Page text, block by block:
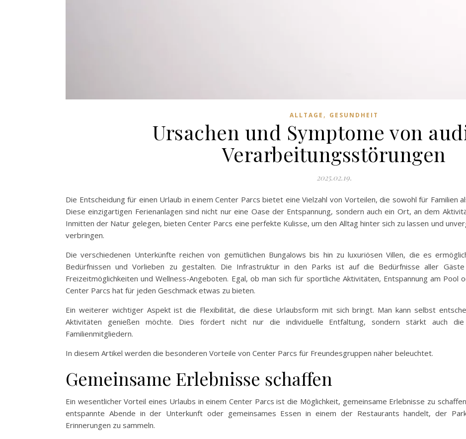
ALLTAGE , GESUNDHEIT
Ursachen und Symptome von
Verarbeitungsstörungen
2025.02.19.
Die Entscheidung für einen Urlaub in einem Center Parcs bietet eine Vielzahl von Vorteilen, die sowohl für Familien
Diese einzigartigen Ferienanlagen sind nicht nur eine Oase der Entspannung, sondern auch ein Ort, an dem
Inmitten der Natur gelegen, bieten Center Parcs eine perfekte Kulisse, um den Alltag hinter sich zu lassen und
verbringen.
Die verschiedenen Unterkünfte reichen von gemütlichen Bungalows bis hin zu luxuriösen Villen, die es
Bedürfnissen und Vorlieben zu gestalten. Die Infrastruktur in den Parks ist auf die Bedürfnisse aller Gäste
Freizeitmöglichkeiten und Wellness-Angeboten. Egal, ob man sich für sportliche Aktivitäten, Entspannung am Pool
Center Parcs hat für jeden Geschmack etwas zu bieten.
Ein weiterer wichtiger Aspekt ist die Flexibilität, die diese Urlaubsform mit sich bringt. Man kann selbst
Aktivitäten genießen möchte. Dies fördert nicht nur die individuelle Entfaltung, sondern stärkt auch
Familienmitgliedern.
In diesem Artikel werden die besonderen Vorteile von Center Parcs für Freundesgruppen näher beleuchtet.
Gemeinsame Erlebnisse schaffen
Ein wesentlicher Vorteil eines Urlaubs in einem Center Parcs ist die Möglichkeit, gemeinsame Erlebnisse zu
entspannte Abende in der Unterkunft oder gemeinsames Essen in einem der Restaurants handelt, der
Erinnerungen zu sammeln.